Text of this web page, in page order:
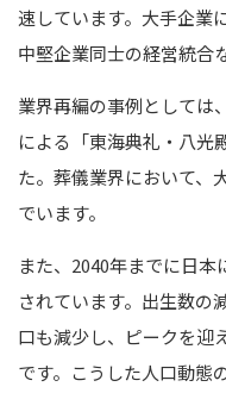
速しています。大手企業
中堅企業同士の経営統合
業界再編の事例としては
による「東海典礼・八光
た。葬儀業界において、
でいます。
また、2040年までに日
されています。出生数の
口も減少し、ピークを迎
です。こうした人口動態